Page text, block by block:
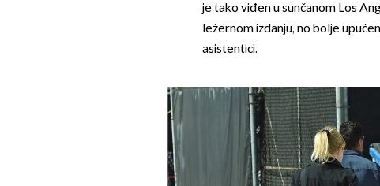
je tako viđen u sunčanom Los
ležernom izdanju, no bolje
asistentici.